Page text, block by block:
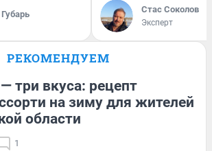
Стас Соколов
Эксперт
РЕКОМЕНДУЕМ
три вкуса: рецепт
на зиму для жителей
области
1